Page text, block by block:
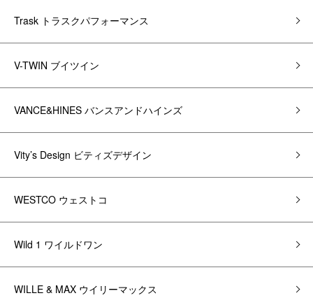
Trask トラスクパフォーマンス
V-TWIN ブイツイン
VANCE&HINES バンスアンドハインズ
Vity’s Design ビティズデザイン
WESTCO ウェストコ
Wild 1 ワイルドワン
WILLE & MAX ウイリーマックス